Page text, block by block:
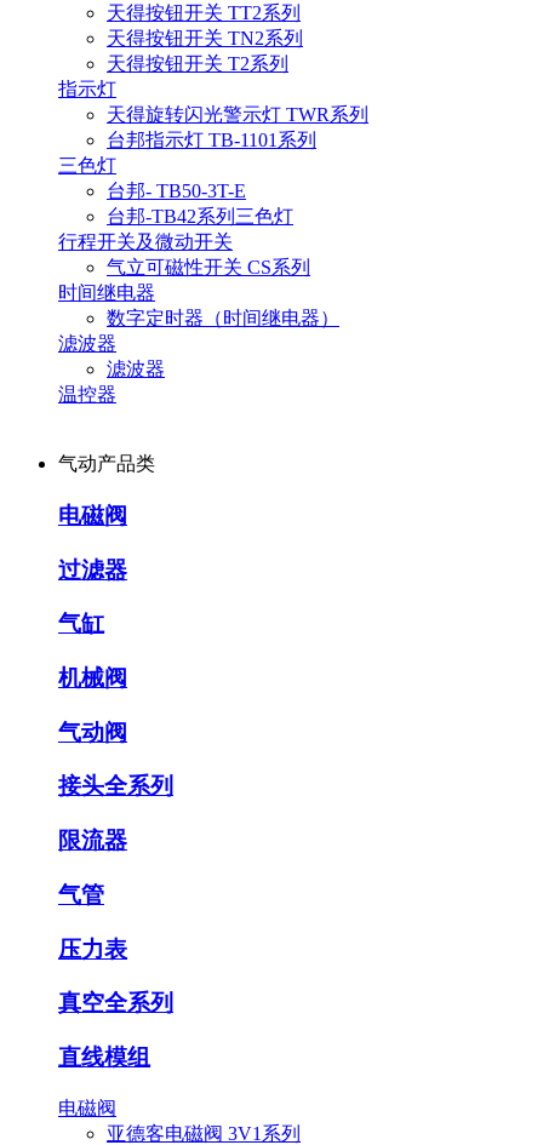
天得按钮开关 TT2系列
天得按钮开关 TN2系列
天得按钮开关 T2系列
指示灯
天得旋转闪光警示灯 TWR系列
台邦指示灯 TB-1101系列
三色灯
台邦- TB50-3T-E
台邦-TB42系列三色灯
行程开关及微动开关
气立可磁性开关 CS系列
时间继电器
数字定时器（时间继电器）
滤波器
滤波器
温控器
气动产品类
电磁阀
过滤器
气缸
机械阀
气动阀
接头全系列
限流器
气管
压力表
真空全系列
直线模组
电磁阀
亚德客电磁阀 3V1系列